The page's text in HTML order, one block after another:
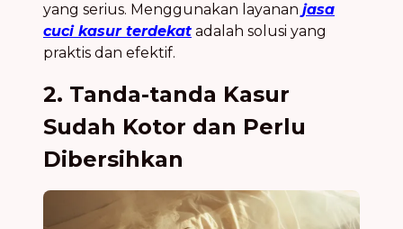
yang serius. Menggunakan layanan jasa
cuci kasur terdekat adalah solusi yang
praktis dan efektif.
2. Tanda-tanda Kasur
Sudah Kotor dan Perlu
Dibersihkan